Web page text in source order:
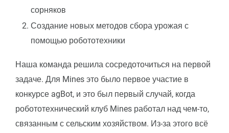
сорняков
Создание новых методов сбора урожая с
помощью робототехники
Наша команда решила сосредоточиться на первой
задаче. Для Mines это было первое участие в
конкурсе agBot, и это был первый случай, когда
робототехнический клуб Mines работал над чем-то,
связанным с сельским хозяйством. Из-за этого всё